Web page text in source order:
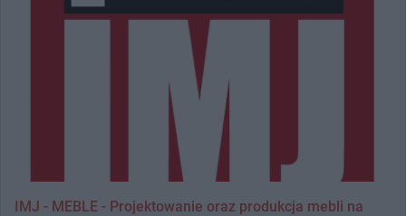
IMJ - MEBLE - Projektowanie oraz produkcja mebli na